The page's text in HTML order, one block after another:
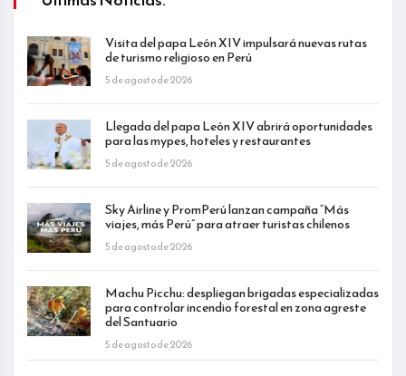
Visita del papa León XIV impulsará nuevas rutas
de turismo religioso en Perú
5 de agosto de 2026
Llegada del papa León XIV abrirá oportunidades
para las mypes, hoteles y restaurantes
5 de agosto de 2026
Sky Airline y PromPerú lanzan campaña “Más
viajes, más Perú” para atraer turistas chilenos
5 de agosto de 2026
Machu Picchu: despliegan brigadas especializadas
para controlar incendio forestal en zona agreste
del Santuario
5 de agosto de 2026